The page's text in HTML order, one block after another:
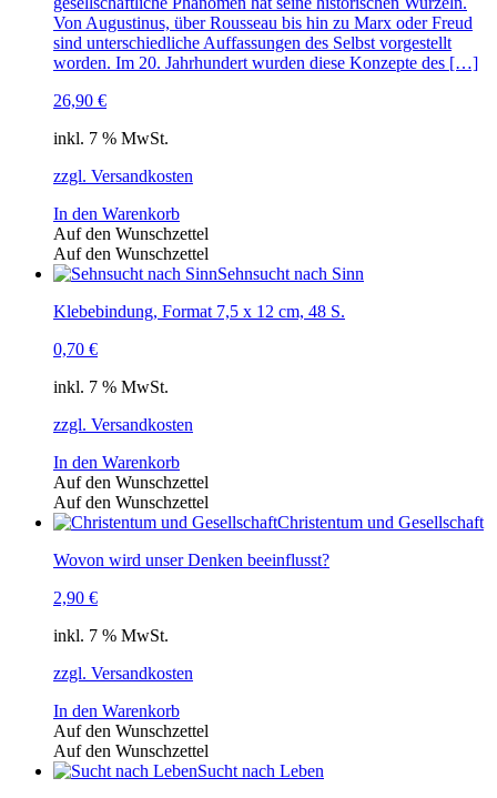
Von Augustinus, über Rousseau bis hin zu Marx oder Freud
sind unterschiedliche Auffassungen des Selbst vorgestellt
worden. Im 20. Jahrhundert wurden diese Konzepte des […]
26,90 €
inkl. 7 % MwSt.
zzgl. Versandkosten
In den Warenkorb
Auf den Wunschzettel
Auf den Wunschzettel
Sehnsucht nach Sinn
Klebebindung, Format 7,5 x 12 cm, 48 S.
0,70 €
inkl. 7 % MwSt.
zzgl. Versandkosten
In den Warenkorb
Auf den Wunschzettel
Auf den Wunschzettel
Christentum und Gesellschaft
Wovon wird unser Denken beeinflusst?
2,90 €
inkl. 7 % MwSt.
zzgl. Versandkosten
In den Warenkorb
Auf den Wunschzettel
Auf den Wunschzettel
Sucht nach Leben